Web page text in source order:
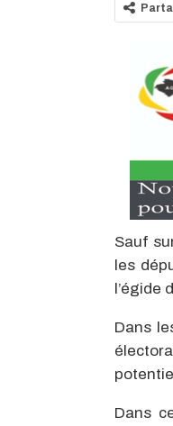
Sauf
les
l’égide
Dans
Dans